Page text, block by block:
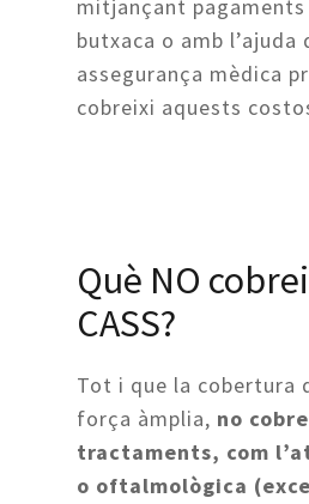
mitjançant pagaments
butxaca o amb l’ajuda
assegurança mèdica
cobreixi aquests
Què NO
CASS?
Tot i que la cobertura
força àmplia, no
tractaments, com
o oftalmològica